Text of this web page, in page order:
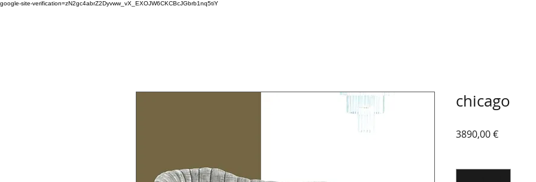
google-site-verification=zN2gc4abrZ2Dyvww_vX_EXOJW6CKCBcJGbrb1nq5tiY
chicago
3890,00 €Precio